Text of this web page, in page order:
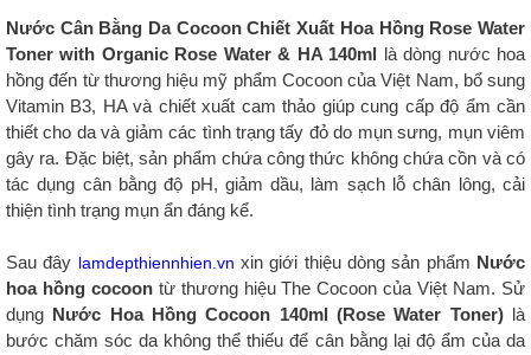
Nước Cân Bằng Da Cocoon Chiết Xuất Hoa Hồng Rose Water
Toner with Organic Rose Water & HA 140ml là dòng nước hoa
hồng đến từ thương hiệu mỹ phẩm Cocoon của Việt Nam, bổ sung
Vitamin B3, HA và chiết xuất cam thảo giúp cung cấp độ ẩm cần
thiết cho da và giảm các tình trạng tấy đỏ do mụn sưng, mụn viêm
gây ra. Đặc biệt, sản phẩm chứa công thức không chứa cồn và có
tác dụng cân bằng độ pH, giảm dầu, làm sạch lỗ chân lông, cải
thiện tình trạng mụn ẩn đáng kể.
Sau đây lamdepthiennhien.vn xin giới thiệu dòng sản phẩm Nước
hoa hồng cocoontừ thương hiệu The Cocoon của Việt Nam. Sử
dụng Nước Hoa Hồng Cocoon 140ml (Rose Water Toner)là
bước chăm sóc da không thể thiếu để cân bằng lại độ ẩm của da